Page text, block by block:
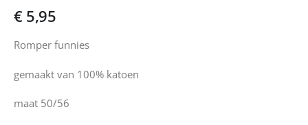
afbeeldingen-
€ 5,95
Romper funnies
gemaakt van 100% katoen
maat 50/56